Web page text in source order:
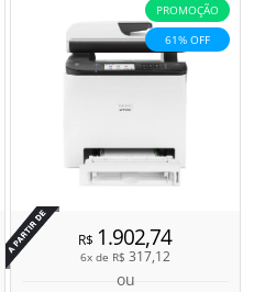
PROMOÇÃO
61% OFF
Por
R$1.902,74
6x de R$ 317,12
ou